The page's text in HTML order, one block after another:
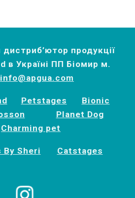
продукції
в Україні ПП Біомир м.
info@apgua.com
Petstages
Bionic
Planet Dog
Charming pet
By Sheri Catstages